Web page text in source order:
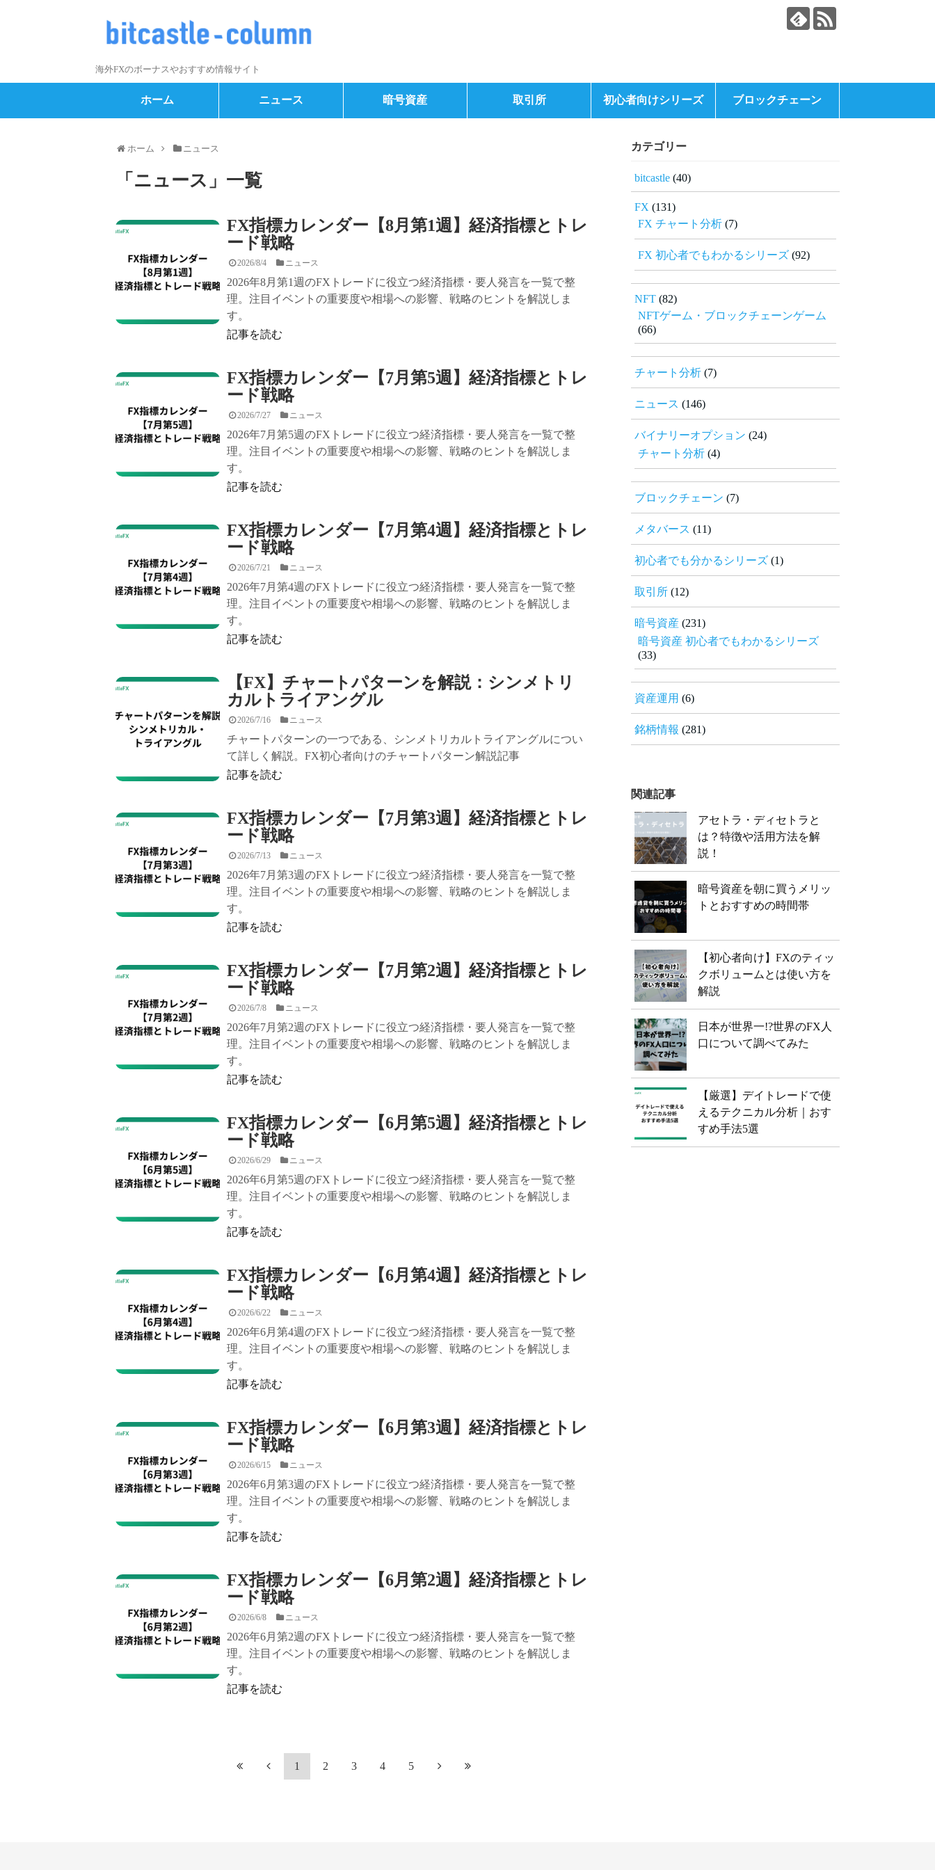
海外FXのボーナスやおすすめ情報サイト
ホーム ニュース 暗号資産 取引所 初心者向けシリーズ ブロックチェーン
ホーム ニュース
「 ニュース 」 一覧
FX指標カレンダー【8月第1週】経済指標とトレ
ード戦略
2026/8/4 ニュース
2026年8月第1週のFXトレードに役立つ経済指標・要人発言を一覧で整
理。注目イベントの重要度や相場への影響、戦略のヒントを解説しま
す。
記事を読む
FX指標カレンダー【7月第5週】経済指標とトレ
ード戦略
2026/7/27 ニュース
2026年7月第5週のFXトレードに役立つ経済指標・要人発言を一覧で整
理。注目イベントの重要度や相場への影響、戦略のヒントを解説しま
す。
記事を読む
FX指標カレンダー【7月第4週】経済指標とトレ
ード戦略
2026/7/21 ニュース
2026年7月第4週のFXトレードに役立つ経済指標・要人発言を一覧で整
理。注目イベントの重要度や相場への影響、戦略のヒントを解説しま
す。
記事を読む
【FX】チャートパターンを解説：シンメトリ
カルトライアングル
2026/7/16 ニュース
チャートパターンの一つである、シンメトリカルトライアングルについ
て詳しく解説。FX初心者向けのチャートパターン解説記事
記事を読む
FX指標カレンダー【7月第3週】経済指標とトレ
ード戦略
2026/7/13 ニュース
2026年7月第3週のFXトレードに役立つ経済指標・要人発言を一覧で整
理。注目イベントの重要度や相場への影響、戦略のヒントを解説しま
す。
記事を読む
FX指標カレンダー【7月第2週】経済指標とトレ
ード戦略
2026/7/8 ニュース
2026年7月第2週のFXトレードに役立つ経済指標・要人発言を一覧で整
理。注目イベントの重要度や相場への影響、戦略のヒントを解説しま
す。
記事を読む
FX指標カレンダー【6月第5週】経済指標とトレ
ード戦略
2026/6/29 ニュース
2026年6月第5週のFXトレードに役立つ経済指標・要人発言を一覧で整
理。注目イベントの重要度や相場への影響、戦略のヒントを解説しま
す。
記事を読む
FX指標カレンダー【6月第4週】経済指標とトレ
ード戦略
2026/6/22 ニュース
2026年6月第4週のFXトレードに役立つ経済指標・要人発言を一覧で整
理。注目イベントの重要度や相場への影響、戦略のヒントを解説しま
す。
記事を読む
FX指標カレンダー【6月第3週】経済指標とトレ
ード戦略
2026/6/15 ニュース
2026年6月第3週のFXトレードに役立つ経済指標・要人発言を一覧で整
理。注目イベントの重要度や相場への影響、戦略のヒントを解説しま
す。
記事を読む
FX指標カレンダー【6月第2週】経済指標とトレ
ード戦略
2026/6/8 ニュース
2026年6月第2週のFXトレードに役立つ経済指標・要人発言を一覧で整
理。注目イベントの重要度や相場への影響、戦略のヒントを解説しま
す。
記事を読む
1 2 3 4 5
カテゴリー
bitcastle (40)
FX (131)
FX チャート分析 (7)
FX 初心者でもわかるシリーズ (92)
NFT (82)
NFTゲーム・ブロックチェーンゲーム
(66)
チャート分析 (7)
ニュース (146)
バイナリーオプション (24)
チャート分析 (4)
ブロックチェーン (7)
メタバース (11)
初心者でも分かるシリーズ (1)
取引所 (12)
暗号資産 (231)
暗号資産 初心者でもわかるシリーズ
(33)
資産運用 (6)
銘柄情報 (281)
関連記事
アセトラ・ディセトラと
は？特徴や活用方法を解
説！
暗号資産を朝に買うメリッ
トとおすすめの時間帯
【初心者向け】FXのティッ
クボリュームとは使い方を
解説
日本が世界一!?世界のFX人
口について調べてみた
【厳選】デイトレードで使
えるテクニカル分析｜おす
すめ手法5選